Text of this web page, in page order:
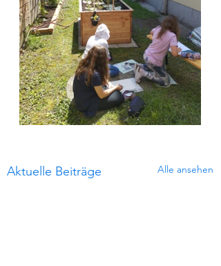
Aktuelle Beiträge Alle ansehen